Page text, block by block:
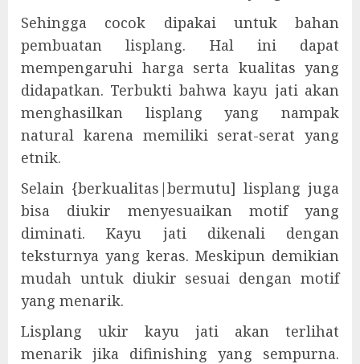
Sehingga cocok dipakai untuk bahan
pembuatan lisplang. Hal ini dapat
mempengaruhi harga serta kualitas yang
didapatkan. Terbukti bahwa kayu jati akan
menghasilkan lisplang yang nampak
natural karena memiliki serat-serat yang
etnik.
Selain {berkualitas|bermutu] lisplang juga
bisa diukir menyesuaikan motif yang
diminati. Kayu jati dikenali dengan
teksturnya yang keras. Meskipun demikian
mudah untuk diukir sesuai dengan motif
yang menarik.
Lisplang ukir kayu jati akan terlihat
menarik jika difinishing yang sempurna.